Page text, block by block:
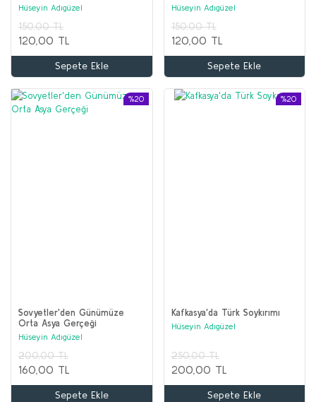
Hüseyin Adıgüzel
150,00 TL
120,00 TL
Sepete Ekle
Hüseyin Adıgüzel
150,00 TL
120,00 TL
Sepete Ekle
%20
Sovyetler'den Günümüze
Orta Asya Gerçeği
Hüseyin Adıgüzel
200,00 TL
160,00 TL
Sepete Ekle
%20
Kafkasya'da Türk Soykırımı
Hüseyin Adıgüzel
250,00 TL
200,00 TL
Sepete Ekle